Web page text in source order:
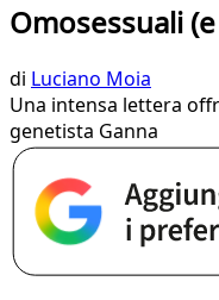
Omosessuali
di Luciano Moia
Una intensa lettera
genetista Ganna